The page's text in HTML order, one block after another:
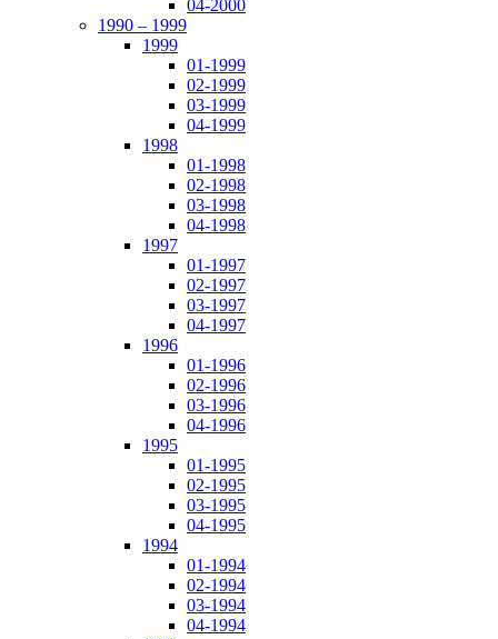
04-2000
1990 – 1999
1999
01-1999
02-1999
03-1999
04-1999
1998
01-1998
02-1998
03-1998
04-1998
1997
01-1997
02-1997
03-1997
04-1997
1996
01-1996
02-1996
03-1996
04-1996
1995
01-1995
02-1995
03-1995
04-1995
1994
01-1994
02-1994
03-1994
04-1994